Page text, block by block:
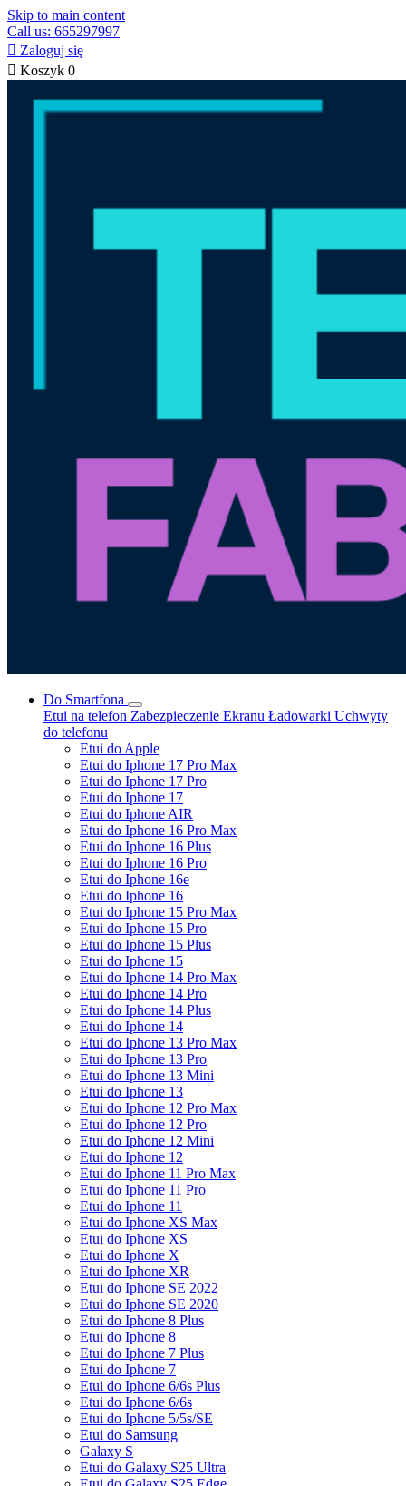
Skip to main content
Call us: 665297997
 Zaloguj się
 Koszyk 0
Do Smartfona
Etui na telefon Zabezpieczenie Ekranu Ładowarki Uchwyty
do telefonu
Etui do Apple
Etui do Iphone 17 Pro Max
Etui do Iphone 17 Pro
Etui do Iphone 17
Etui do Iphone AIR
Etui do Iphone 16 Pro Max
Etui do Iphone 16 Plus
Etui do Iphone 16 Pro
Etui do Iphone 16e
Etui do Iphone 16
Etui do Iphone 15 Pro Max
Etui do Iphone 15 Pro
Etui do Iphone 15 Plus
Etui do Iphone 15
Etui do Iphone 14 Pro Max
Etui do Iphone 14 Pro
Etui do Iphone 14 Plus
Etui do Iphone 14
Etui do Iphone 13 Pro Max
Etui do Iphone 13 Pro
Etui do Iphone 13 Mini
Etui do Iphone 13
Etui do Iphone 12 Pro Max
Etui do Iphone 12 Pro
Etui do Iphone 12 Mini
Etui do Iphone 12
Etui do Iphone 11 Pro Max
Etui do Iphone 11 Pro
Etui do Iphone 11
Etui do Iphone XS Max
Etui do Iphone XS
Etui do Iphone X
Etui do Iphone XR
Etui do Iphone SE 2022
Etui do Iphone SE 2020
Etui do Iphone 8 Plus
Etui do Iphone 8
Etui do Iphone 7 Plus
Etui do Iphone 7
Etui do Iphone 6/6s Plus
Etui do Iphone 6/6s
Etui do Iphone 5/5s/SE
Etui do Samsung
Galaxy S
Etui do Galaxy S25 Ultra